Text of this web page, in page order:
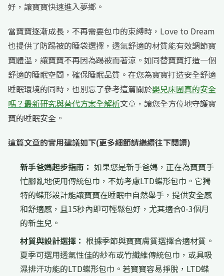
好，讓寶寶快速進入夢鄉。
當寶寶逐漸成長，不再需要包巾的束縛時，Love to Dream
也提供了防踢被的睡袋選擇，透氣舒適的材質能有效調節寶
寶體溫，讓寶寶不再因為踢被而著涼。如同替寶寶打造一個
舒適的睡眠空間，確保睡眠品質。在您為寶寶打造安全舒適
睡眠環境的同時，也別忘了參考這篇關於嬰兒床圍真的安全
嗎？最新研究與替代方案全解析文章，讓您全方位地守護寶
寶的睡眠安全。
這篇文章的實用建議如下(更多細節請繼續往下閱讀)
新手爸媽起步指南： 如果您是新手爸媽，正在為寶寶手
忙腳亂地使用傳統包巾，不妨考慮LTD蝶形包巾。它獨
特的蝶形設計能讓寶寶在睡眠中自然舉手，提供安全感
和舒適感，且15秒內即可輕鬆包好，尤其適合0-3個月
的新生兒。
材質與設計選擇： 根據季節與寶寶膚質選擇合適材質。
夏季可選用透氣性佳的紗布或竹纖維傳統包巾，或具吸
濕排汗功能的LTD蝶形包巾。若寶寶容易掙脫，LTD蝶